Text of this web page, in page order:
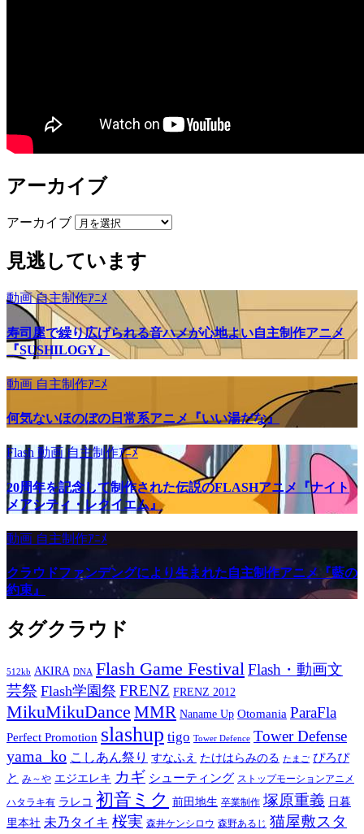
アーカイブ
アーカイブ
見逃しています
動画自主制作ｱﾆﾒ
寿司屋で繰り広げられる音ハメが心地よい自主制作アニメ
『SUSHILOGY』
動画 自主制作ｱﾆﾒ
何気ないほのぼの日常系アニメ『いい湯だな』
Flash 動画自主制作ｱﾆﾒ
20周年を記念して制作された伝説のFLASHアニメ『ナイト
メアシティ・レクイエム』
動画 自主制作ｱﾆﾒ
クラウドファンデングにより生まれた自主制作アニメ『藍の
約束』
タグクラウド
512kb AKIRA DNA Flash Game FestivalFlash・動画文
芸祭 Flash学園祭 FRENZ FRENZ 2012
MikuMikuDance MMR Naname Up Otomania ParaFla
Perfect Promotion slashup tigo Tower Defence Tower Defense
yama_ko こしあん祭り すなふえ たけはらみのる たまご ぴろぴ
と み～や エジエレキ カギ シューティング ストップモーションアニメ
ハタラキ有 ラレコ 初音ミク 前田地生 卒業制作 塚原重義 日暮
里本社 未乃タイキ 桜実 森井ケンシロウ 森野あるじ 猫屋敷スタ